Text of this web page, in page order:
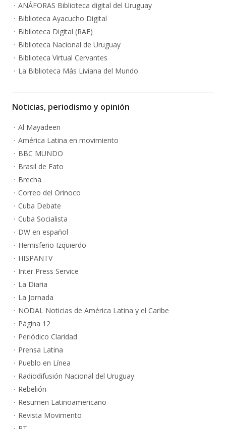
ANÁFORAS Biblioteca digital del Uruguay
Biblioteca Ayacucho Digital
Biblioteca Digital (RAE)
Biblioteca Nacional de Uruguay
Biblioteca Virtual Cervantes
La Biblioteca Más Liviana del Mundo
Noticias, periodismo y opinión
Al Mayadeen
América Latina en movimiento
BBC MUNDO
Brasil de Fato
Brecha
Correo del Orinoco
Cuba Debate
Cuba Socialista
DW en español
Hemisferio Izquierdo
HISPANTV
Inter Press Service
La Diaria
La Jornada
NODAL Noticias de América Latina y el Caribe
Página 12
Periódico Claridad
Prensa Latina
Pueblo en Línea
Radiodifusión Nacional del Uruguay
Rebelión
Resumen Latinoamericano
Revista Movimento